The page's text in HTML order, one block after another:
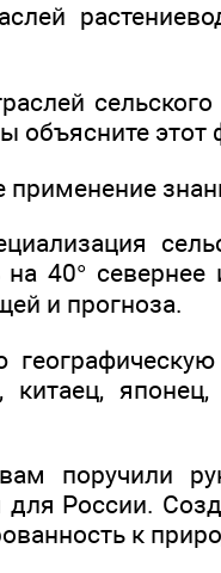
этот
применение
на 40°
и прогноза.
китаец,
поручили
России.
к